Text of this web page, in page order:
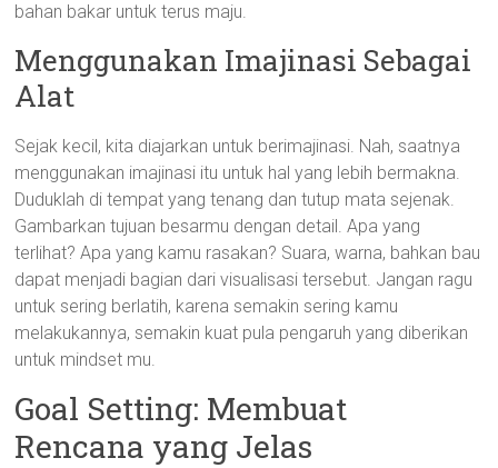
bahan bakar untuk terus maju.
Menggunakan Imajinasi Sebagai
Alat
Sejak kecil, kita diajarkan untuk berimajinasi. Nah, saatnya
menggunakan imajinasi itu untuk hal yang lebih bermakna.
Duduklah di tempat yang tenang dan tutup mata sejenak.
Gambarkan tujuan besarmu dengan detail. Apa yang
terlihat? Apa yang kamu rasakan? Suara, warna, bahkan bau
dapat menjadi bagian dari visualisasi tersebut. Jangan ragu
untuk sering berlatih, karena semakin sering kamu
melakukannya, semakin kuat pula pengaruh yang diberikan
untuk mindset mu.
Goal Setting: Membuat
Rencana yang Jelas